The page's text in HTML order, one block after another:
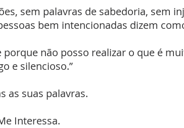
sem palavras de sabedoria, sem
bem intencionadas dizem
porque não posso realizar o que é
e silencioso.”
as suas palavras.
Interessa.